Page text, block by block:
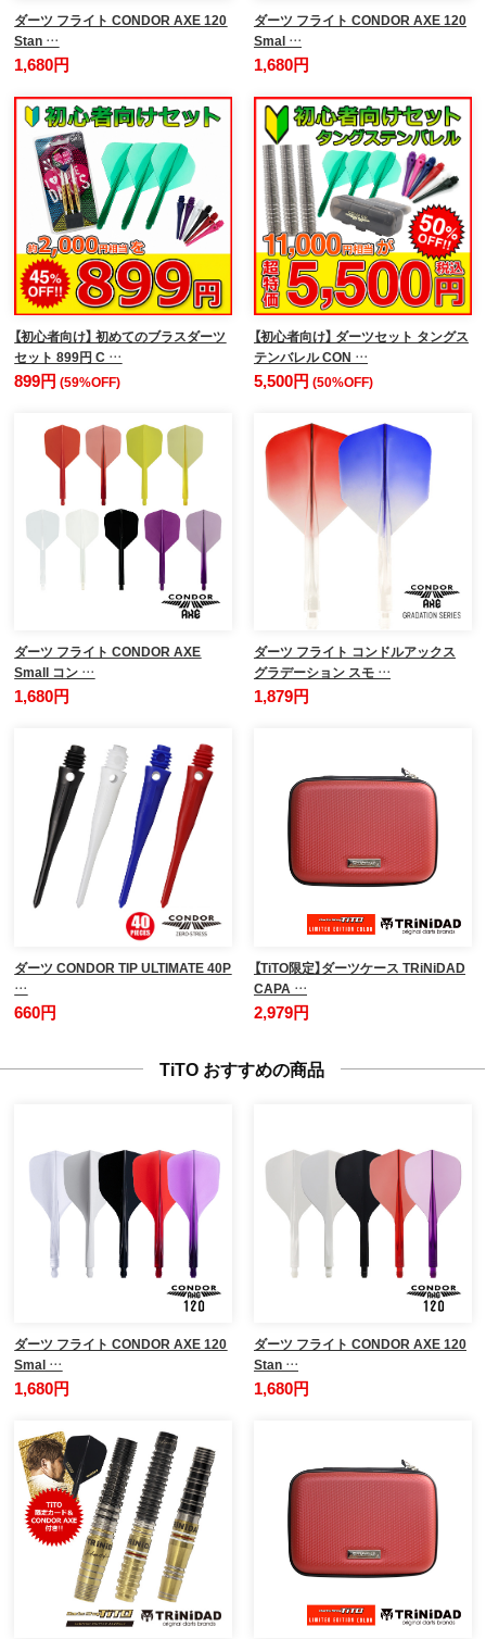
ダーツ フライト CONDOR AXE 120
Stan …
1,680円
ダーツ フライト CONDOR AXE 120
Smal …
1,680円
【初心者向け】 初めてのブラスダーツ
セット 899円 C …
899円(59%OFF)
【初心者向け】 ダーツセット タングス
テンバレル CON …
5,500円 (50%OFF)
ダーツ フライト CONDOR AXE
Small コン …
1,680円
ダーツ フライト コンドルアックス
グラデーション スモ …
1,879円
ダーツ CONDOR TIP ULTIMATE 40P
…
660円
【TiTO限定】ダーツケース TRiNiDAD
CAPA …
2,979円
TiTO おすすめの商品
ダーツ フライト CONDOR AXE 120
Smal …
1,680円
ダーツ フライト CONDOR AXE 120
Stan …
1,680円